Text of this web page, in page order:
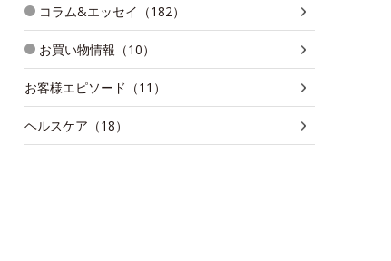
コラム&エッセイ（182）
お買い物情報（10）
お客様エピソード（11）
ヘルスケア（18）